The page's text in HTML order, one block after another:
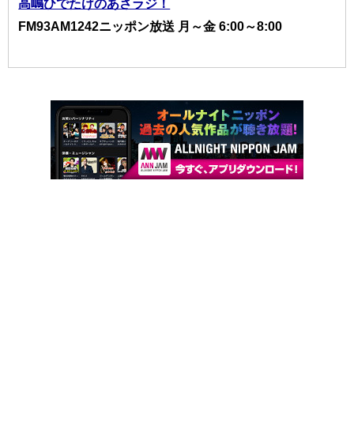
高嶋ひでたけのあさラジ！
FM93AM1242ニッポン放送 月～金 6:00～8:00